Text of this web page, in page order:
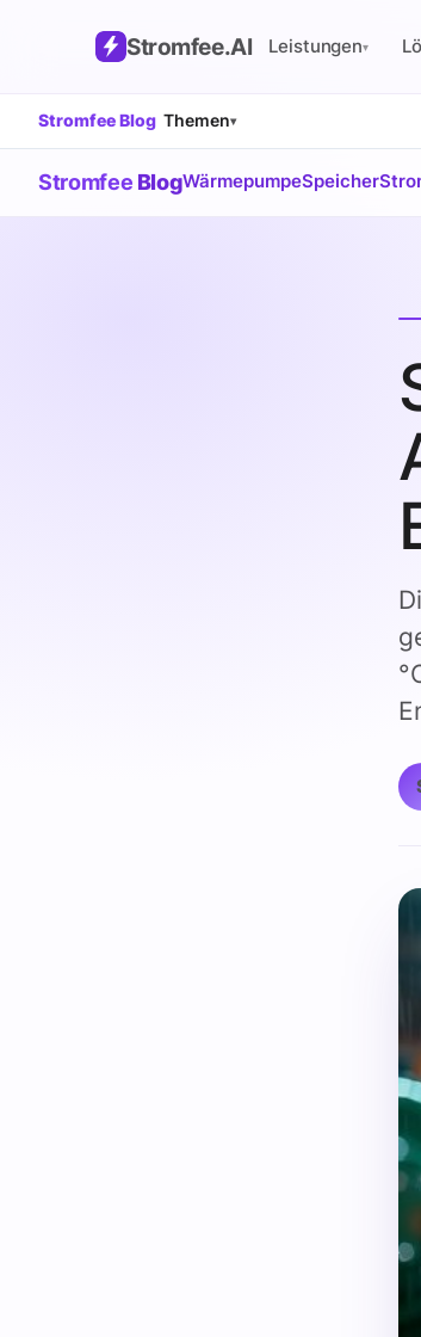
Stromfee.AI Leistungen▾
Stromfee Blog Themen▾
Stromfee BlogWärmepumpeSpeicher